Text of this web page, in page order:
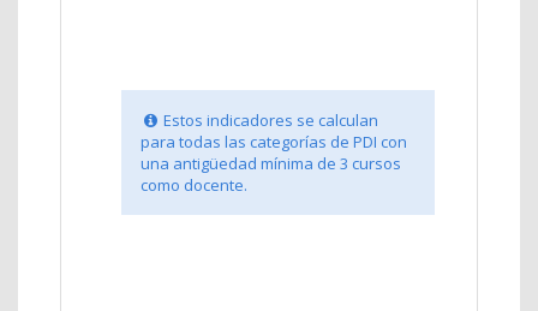
Estos indicadores se calculan
para todas las categorías de PDI con
una antigüedad mínima de 3 cursos
como docente.